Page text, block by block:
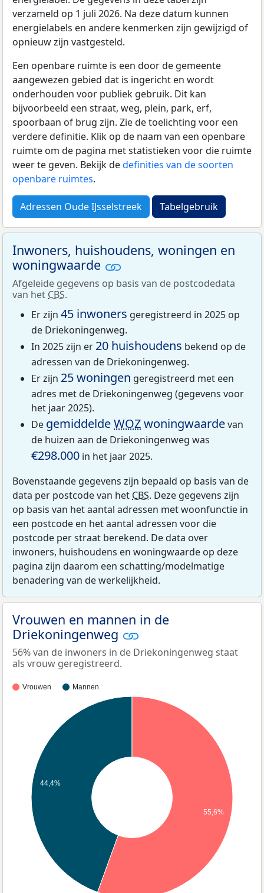
verzameld op 1 juli 2026. Na deze datum kunnen
energielabels en andere kenmerken zijn gewijzigd of
opnieuw zijn vastgesteld.
Een openbare ruimte is een door de gemeente
aangewezen gebied dat is ingericht en wordt
onderhouden voor publiek gebruik. Dit kan
bijvoorbeeld een straat, weg, plein, park, erf,
spoorbaan of brug zijn. Zie de toelichting voor een
verdere definitie. Klik op de naam van een openbare
ruimte om de pagina met statistieken voor die ruimte
weer te geven. Bekijk dedefinities van de soorten
openbare ruimtes.
Adressen Oude IJsselstreek Tabelgebruik
Inwoners, huishoudens, woningen en
woningwaarde
Afgeleide gegevens op basis van de postcodedata
van het CBS.
Er zijn 45 inwoners geregistreerd in 2025 op
de Driekoningenweg.
In 2025 zijn er 20 huishoudens bekend op de
adressen van de Driekoningenweg.
Er zijn 25 woningen geregistreerd met een
adres met de Driekoningenweg (gegevens voor
het jaar 2025).
De gemiddeldeWOZwoningwaardevan
de huizen aan de Driekoningenweg was
€298.000 in het jaar 2025.
Bovenstaande gegevens zijn bepaald op basis van de
data per postcode van het CBS. Deze gegevens zijn
op basis van het aantal adressen met woonfunctie in
een postcode en het aantal adressen voor die
postcode per straat berekend. De data over
inwoners, huishoudens en woningwaarde op deze
pagina zijn daarom een schatting/modelmatige
benadering van de werkelijkheid.
Vrouwen en mannen in de
Driekoningenweg
56% van de inwoners in de Driekoningenweg staat
als vrouw geregistreerd.
Vrouwen Mannen
44,4%
55,6%